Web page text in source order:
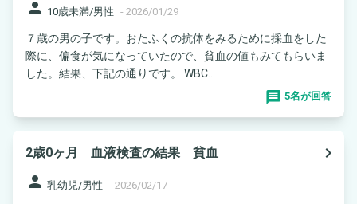
person 10歳未満/男性 - 2026/01/29
７歳の男の子です。おたふくの抗体をみるために採血をした
際に、偏食が気になっていたので、貧血の値もみてもらいま
した。結果、下記の通りです。 WBC...
5名が回答
2歳0ヶ月 血液検査の結果 貧血
navigate_next
person 乳幼児/男性 - 2026/02/17